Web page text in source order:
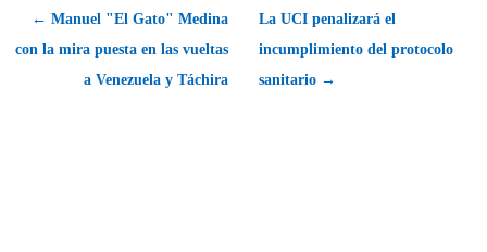
← Manuel "El Gato" Medina
con la mira puesta en las vueltas
a Venezuela y Táchira
La UCI penalizará el
incumplimiento del protocolo
sanitario →